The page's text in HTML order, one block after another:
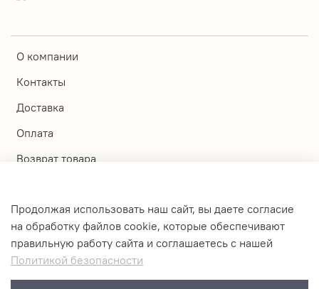
О компании
Контакты
Доставка
Оплата
Возврат товара
Личный кабинет
Оферта и политика конфиденциальности
Продолжая использовать наш сайт, вы даете согласие
на обработку файлов cookie, которые обеспечивают
правильную работу сайта и соглашаетесь с нашей
Политикой безопасности